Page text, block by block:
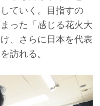
ていく。目指すの
った「感じる花火大
、さらに日本を代表
訪れる。